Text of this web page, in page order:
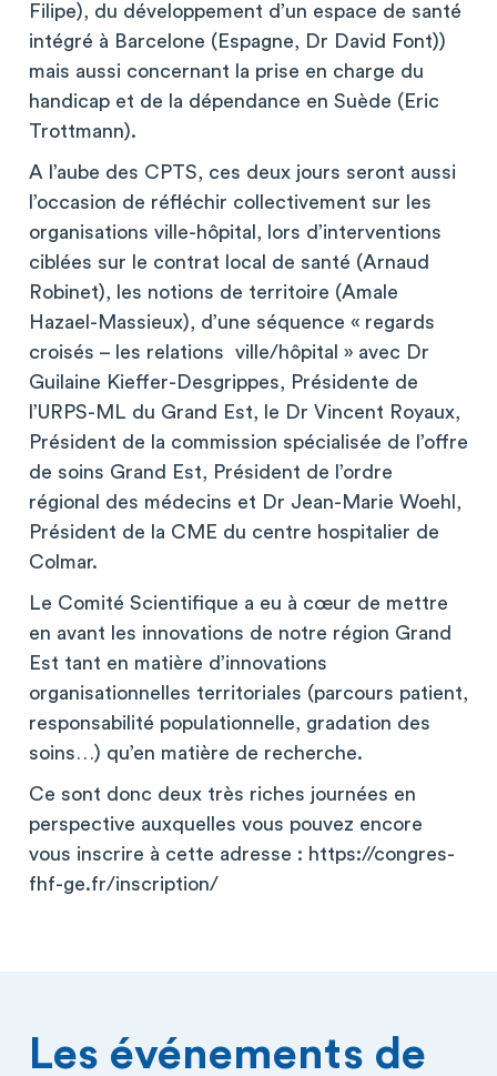
Filipe), du développement d’un espace de santé
intégré à Barcelone (Espagne, Dr David Font))
mais aussi concernant la prise en charge du
handicap et de la dépendance en Suède (Eric
Trottmann).
A l’aube des CPTS, ces deux jours seront aussi
l’occasion de réfléchir collectivement sur les
organisations ville-hôpital, lors d’interventions
ciblées sur le contrat local de santé (Arnaud
Robinet), les notions de territoire (Amale
Hazael-Massieux), d’une séquence « regards
croisés – les relations ville/hôpital » avec Dr
Guilaine Kieffer-Desgrippes, Présidente de
l’URPS-ML du Grand Est, le Dr Vincent Royaux,
Président de la commission spécialisée de l’offre
de soins Grand Est, Président de l’ordre
régional des médecins et Dr Jean-Marie Woehl,
Président de la CME du centre hospitalier de
Colmar.
Le Comité Scientifique a eu à cœur de mettre
en avant les innovations de notre région Grand
Est tant en matière d’innovations
organisationnelles territoriales (parcours patient,
responsabilité populationnelle, gradation des
soins…) qu’en matière de recherche.
Ce sont donc deux très riches journées en
perspective auxquelles vous pouvez encore
vous inscrire à cette adresse : https://congres-
fhf-ge.fr/inscription/
Les événements de